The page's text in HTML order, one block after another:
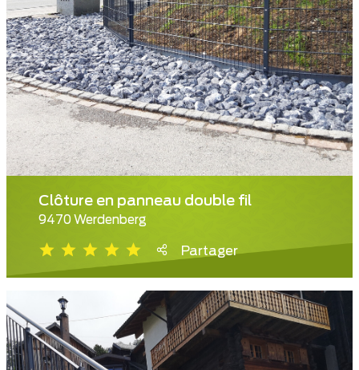
Clôture en panneau double fil
9470 Werdenberg
Partager